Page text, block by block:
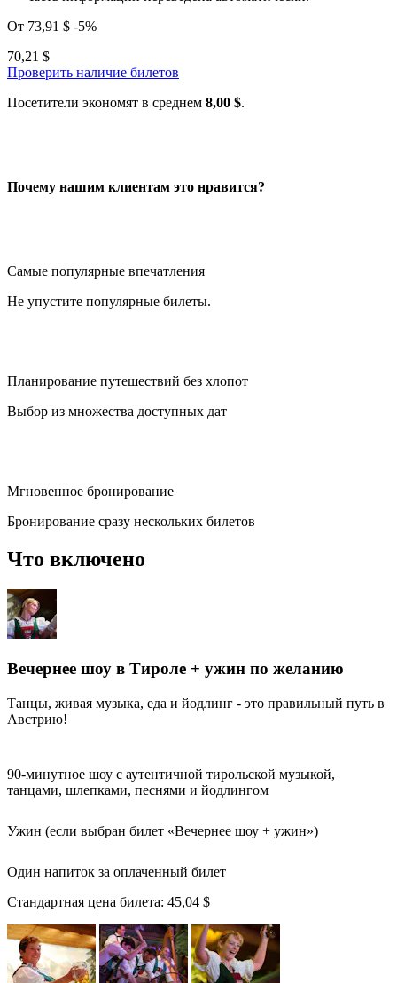
От 73,91 $ -5%
70,21 $
Проверить наличие билетов
Посетители экономят в среднем 8,00 $.
Почему нашим клиентам это нравится?
Самые популярные впечатления
Не упустите популярные билеты.
Планирование путешествий без хлопот
Выбор из множества доступных дат
Мгновенное бронирование
Бронирование сразу нескольких билетов
Что включено
Вечернее шоу в Тироле + ужин по желанию
Танцы, живая музыка, еда и йодлинг - это правильный путь в
Австрию!
90-минутное шоу с аутентичной тирольской музыкой,
танцами, шлепками, песнями и йодлингом
Ужин (если выбран билет «Вечернее шоу + ужин»)
Один напиток за оплаченный билет
Стандартная цена билета: 45,04 $